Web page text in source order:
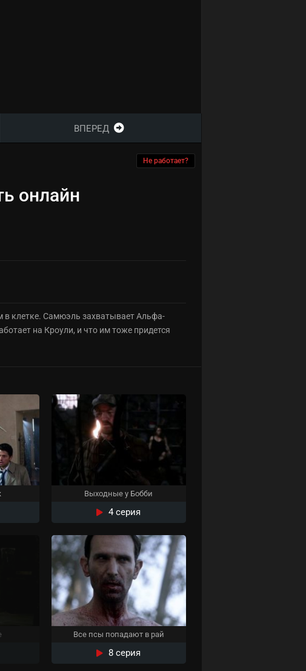
ВПЕРЕД
Не работает?
онлайн
в клетке. Самюэль захватывает Альфа-
на Кроули, и что им тоже придется
Выходные у Бобби
4 серия
Все псы попадают в рай
8 серия